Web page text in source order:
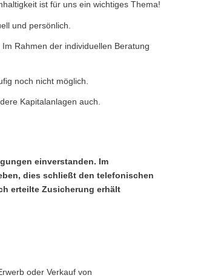
ist für uns ein wichtiges Thema!
und persönlich.
Rahmen der individuellen Beratung
noch nicht möglich.
Kapitalanlagen auch.
einverstanden. Im
dies schließt den telefonischen
erteilte Zusicherung erhält
oder Verkauf von